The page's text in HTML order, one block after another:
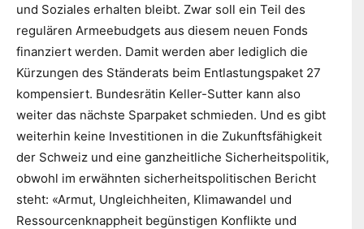
und Soziales erhalten bleibt. Zwar soll ein Teil des
regulären Armeebudgets aus diesem neuen Fonds
finanziert werden. Damit werden aber lediglich die
Kürzungen des Ständerats beim Entlastungspaket 27
kompensiert. Bundesrätin Keller-Sutter kann also
weiter das nächste Sparpaket schmieden. Und es gibt
weiterhin keine Investitionen in die Zukunftsfähigkeit
der Schweiz und eine ganzheitliche Sicherheitspolitik,
obwohl im erwähnten sicherheitspolitischen Bericht
steht: «Armut, Ungleichheiten, Klimawandel und
Ressourcenknappheit begünstigen Konflikte und